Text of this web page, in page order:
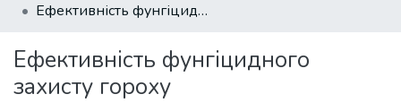
All of DSpace
Statistics
Ефективність фунгіцидного захисту гороху
Ефективність фунгіцидного
захисту гороху